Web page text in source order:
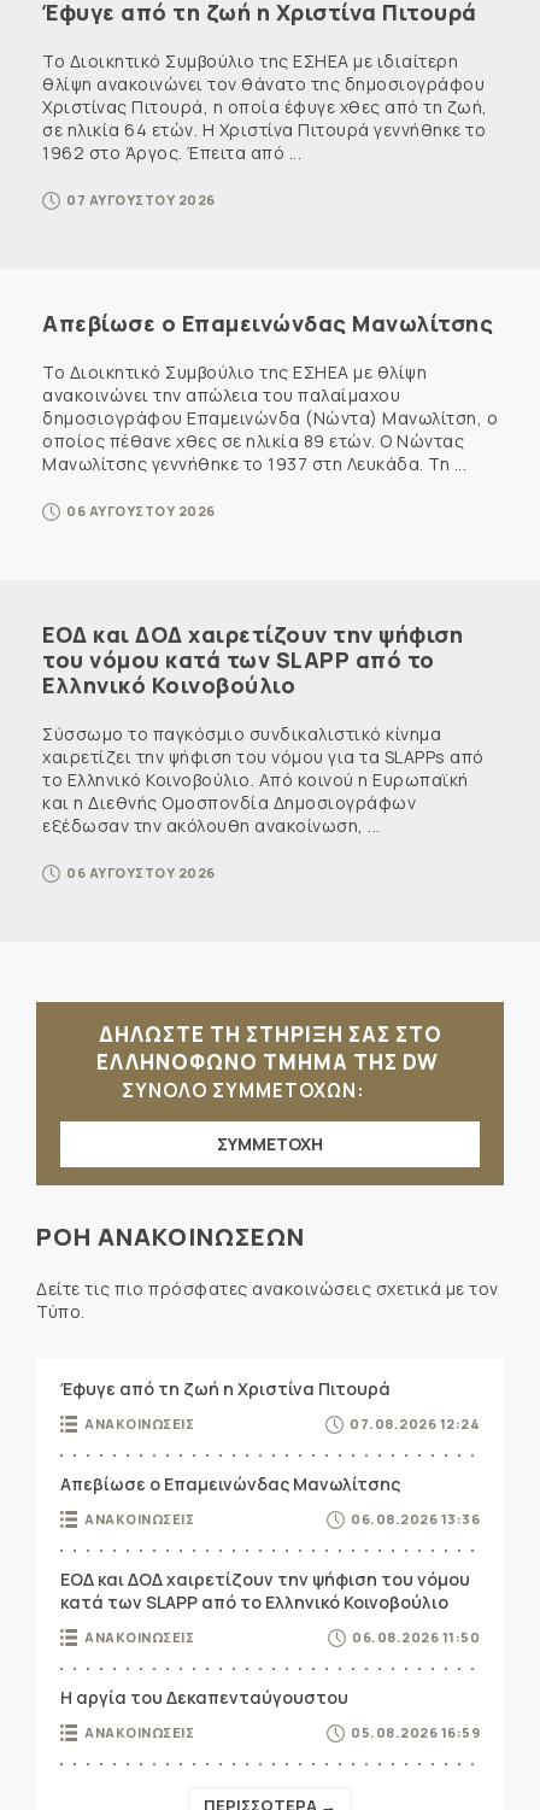
Έφυγε από τη ζωή η Χριστίνα Πιτουρά
Το Διοικητικό Συμβούλιο της ΕΣΗΕΑ με ιδιαίτερη
θλίψη ανακοινώνει τον θάνατο της δημοσιογράφου
Χριστίνας Πιτουρά, η οποία έφυγε χθες από τη ζωή,
σε ηλικία 64 ετών. Η Χριστίνα Πιτουρά γεννήθηκε το
1962 στο Άργος. Έπειτα από ...
07 ΑΥΓΟΥΣΤΟΥ 2026
Απεβίωσε ο Επαμεινώνδας Μανωλίτσης
Το Διοικητικό Συμβούλιο της ΕΣΗΕΑ με θλίψη
ανακοινώνει την απώλεια του παλαίμαχου
δημοσιογράφου Επαμεινώνδα (Νώντα) Μανωλίτση, ο
οποίος πέθανε χθες σε ηλικία 89 ετών. Ο Νώντας
Μανωλίτσης γεννήθηκε το 1937 στη Λευκάδα. Τη ...
06 ΑΥΓΟΥΣΤΟΥ 2026
ΕΟΔ και ΔΟΔ χαιρετίζουν την ψήφιση
του νόμου κατά των SLAPP από το
Ελληνικό Κοινοβούλιο
Σύσσωμο το παγκόσμιο συνδικαλιστικό κίνημα
χαιρετίζει την ψήφιση του νόμου για τα SLAPPs από
το Ελληνικό Κοινοβούλιο. Από κοινού η Ευρωπαϊκή
και η Διεθνής Ομοσπονδία Δημοσιογράφων
εξέδωσαν την ακόλουθη ανακοίνωση, ...
06 ΑΥΓΟΥΣΤΟΥ 2026
ΔΗΛΩΣΤΕ ΤΗ ΣΤΗΡΙΞΗ ΣΑΣ ΣΤΟ
ΕΛΛΗΝΟΦΩΝΟ ΤΜΗΜΑ ΤΗΣ DW
ΣΥΝΟΛΟ ΣΥΜΜΕΤΟΧΩΝ:
ΣΥΜΜΕΤΟΧΗ
ΡΟΗ ΑΝΑΚΟΙΝΩΣΕΩΝ
Δείτε τις πιο πρόσφατες ανακοινώσεις σχετικά με τον
Τύπο.
Έφυγε από τη ζωή η Χριστίνα Πιτουρά
ΑΝΑΚΟΙΝΩΣΕΙΣ 07.08.2026 12:24
Απεβίωσε ο Επαμεινώνδας Μανωλίτσης
ΑΝΑΚΟΙΝΩΣΕΙΣ 06.08.2026 13:36
ΕΟΔ και ΔΟΔ χαιρετίζουν την ψήφιση του νόμου
κατά των SLAPP από το Ελληνικό Κοινοβούλιο
ΑΝΑΚΟΙΝΩΣΕΙΣ 06.08.2026 11:50
Η αργία του Δεκαπενταύγουστου
ΑΝΑΚΟΙΝΩΣΕΙΣ 05.08.2026 16:59
ΠΕΡΙΣΣΟΤΕΡΑ →